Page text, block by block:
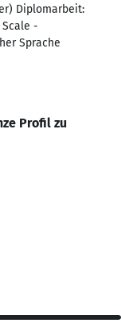
Diplomarbeit:
-
Sprache
Profil zu